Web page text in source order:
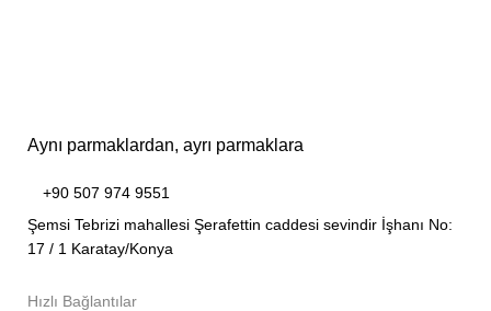
Aynı parmaklardan, ayrı parmaklara
+90 507 974 9551
Şemsi Tebrizi mahallesi Şerafettin caddesi sevindir İşhanı No:
17 / 1 Karatay/Konya
Hızlı Bağlantılar